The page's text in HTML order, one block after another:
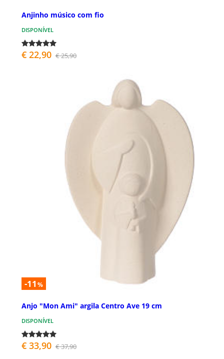
Anjinho músico com fio
DISPONÍVEL
€ 22,90 € 25,90
-11 %
Anjo "Mon Ami" argila Centro Ave 19 cm
DISPONÍVEL
€ 33,90 € 37,90